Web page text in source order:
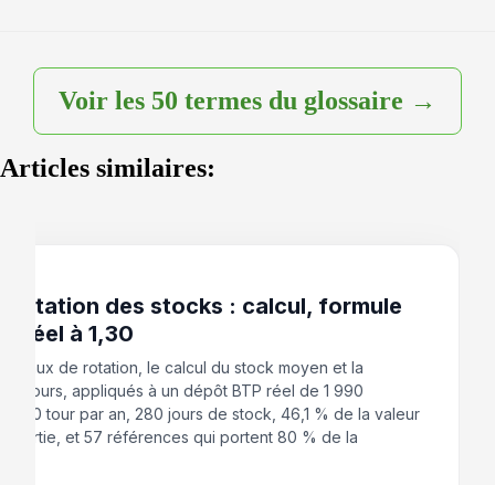
Voir les 50 termes du glossaire →
Articles similaires:
rotation des stocks : calcul, formule
réel à 1,30
taux de rotation, le calcul du stock moyen et la
jours, appliqués à un dépôt BTP réel de 1 990
1,30 tour par an, 280 jours de stock, 46,1 % de la valeur
sortie, et 57 références qui portent 80 % de la